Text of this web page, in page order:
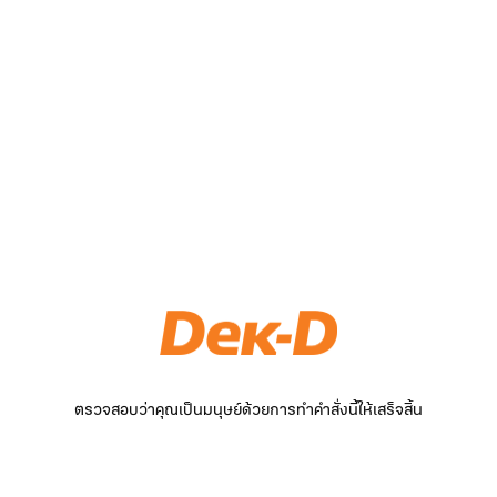
ตรวจสอบว่าคุณเป็นมนุษย์ด้วยการทำคำสั่งนี้ให้เสร็จสิ้น